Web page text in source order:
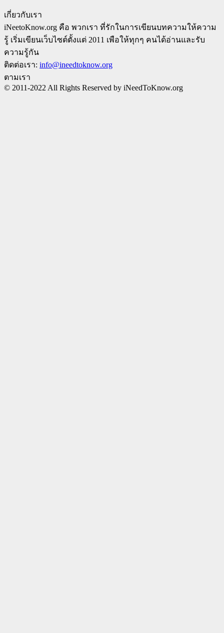
เกี่ยวกับเรา
iNeetoKnow.org คือ พวกเรา ที่รักในการเขียนบทความให้ความ
รู้ เริ่มเขียนเว็บไซต์ตั้งแต่ 2011 เพือให้ทุกๆ คนได้อ่านและรับ
ความรู้กัน
ติดต่อเรา: info@ineedtoknow.org
ตามเรา
© 2011-2022 All Rights Reserved by iNeedToKnow.org